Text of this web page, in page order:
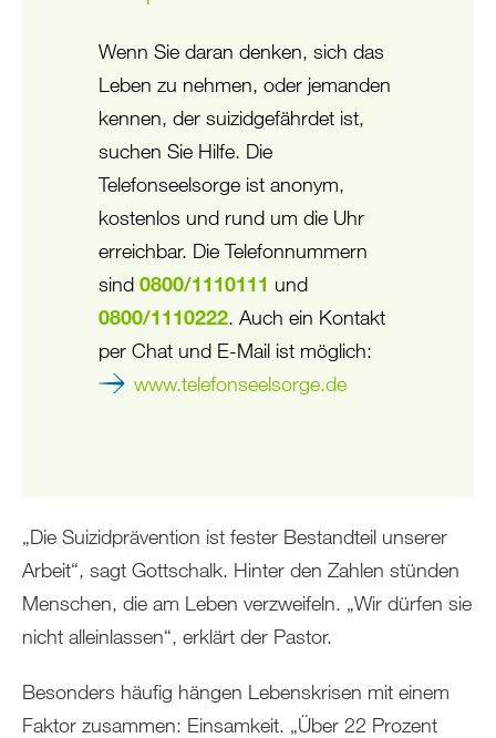
Wenn Sie daran denken, sich das
Leben zu nehmen, oder jemanden
kennen, der suizidgefährdet ist,
suchen Sie Hilfe. Die
Telefonseelsorge ist anonym,
kostenlos und rund um die Uhr
erreichbar. Die Telefonnummern
sind 0800/1110111 und
0800/1110222. Auch ein Kontakt
per Chat und E-Mail ist möglich:
www.telefonseelsorge.de
„Die Suizidprävention ist fester Bestandteil unserer
Arbeit“, sagt Gottschalk. Hinter den Zahlen stünden
Menschen, die am Leben verzweifeln. „Wir dürfen sie
nicht alleinlassen“, erklärt der Pastor.
Besonders häufig hängen Lebenskrisen mit einem
Faktor zusammen: Einsamkeit. „Über 22 Prozent